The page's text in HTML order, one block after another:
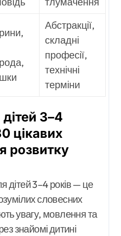
Абстракції,
складні
професії,
технічні
терміни
3–4
цікавих
розвитку
дітей 3–4 років — це
словесних
увагу, мовлення та
знайомі дитині